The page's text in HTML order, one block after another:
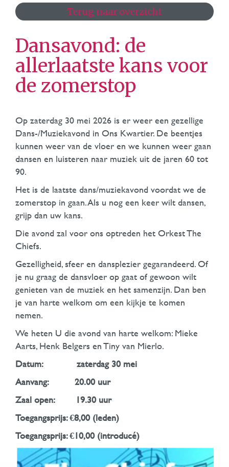
Terug naar overzicht
Dansavond: de
allerlaatste kans voor
de zomerstop
Op zaterdag 30 mei 2026 is er weer een gezellige
Dans-/Muziekavond in Ons Kwartier. De beentjes
kunnen weer van de vloer en we kunnen weer gaan
dansen en luisteren naar muziek uit de jaren 60 tot
90.
Het is de laatste dans/muziekavond voordat we de
zomerstop in gaan. Als u nog een keer wilt dansen,
grijp dan uw kans.
Die avond zal voor ons optreden het Orkest The
Chiefs.
Gezelligheid, sfeer en dansplezier gegarandeerd. Of
je nu graag de dansvloer op gaat of gewoon wilt
genieten van de muziek en het samenzijn. Dan ben
je van harte welkom om een kijkje te komen
nemen.
We heten U die avond van harte welkom: Mieke
Aarts, Henk Belgers en Tiny van Mierlo.
Datum: zaterdag 30 mei
Aanvang: 20.00 uur
Zaal open: 19.30 uur
Toegangsprijs: €8,00 (leden)
Toegangsprijs: €10,00 (introducé)